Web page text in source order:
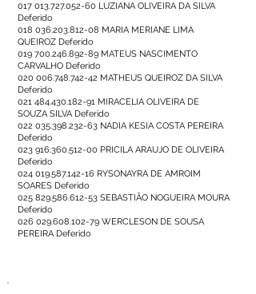
017 013.727.052-60 LUZIANA OLIVEIRA DA SILVA
Deferido
018 036.203.812-08 MARIA MERIANE LIMA
QUEIROZ Deferido
019 700.246.892-89 MATEUS NASCIMENTO
CARVALHO Deferido
020 006.748.742-42 MATHEUS QUEIROZ DA SILVA
Deferido
021 484.430.182-91 MIRACELIA OLIVEIRA DE
SOUZA SILVA Deferido
022 035.398.232-63 NADIA KESIA COSTA PEREIRA
Deferido
023 916.360.512-00 PRICILA ARAUJO DE OLIVEIRA
Deferido
024 019.587.142-16 RYSONAYRA DE AMROIM
SOARES Deferido
025 829.586.612-53 SEBASTIÃO NOGUEIRA MOURA
Deferido
026 029.608.102-79 WERCLESON DE SOUSA
PEREIRA Deferido